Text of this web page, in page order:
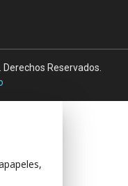
Reservados.